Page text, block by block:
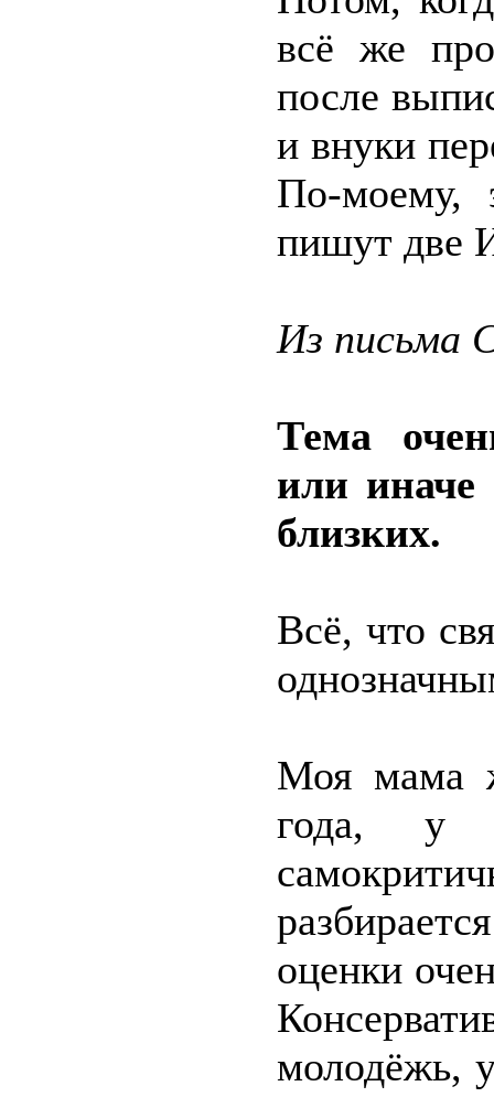
всё же
после
и внуки
По-моему,
пишут две
Из письма
Тема
или иначе
близких.
Всё, что
Моя мама
года, у
оценки
молодёжь,